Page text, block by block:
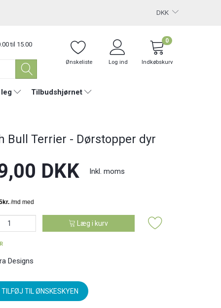
DKK
til 15.00
Ønskeliste Log ind Indkøbskurv
0
Tilbudshjørnet
Bull Terrier - Dørstopper dyr
DKK Inkl. moms
Læg i kurv
Designs
TILFØJ TIL ØNSKESKYEN